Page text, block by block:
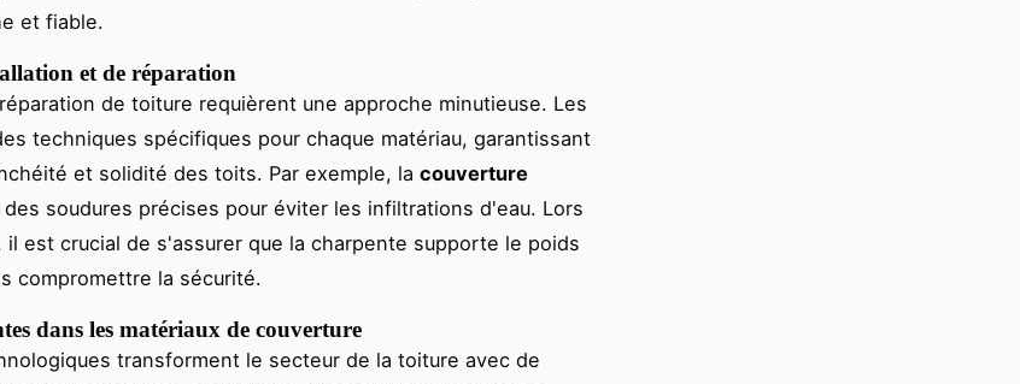
et fiable.
et de réparation
de toiture requièrent une approche minutieuse. Les
techniques spécifiques pour chaque matériau, garantissant
et solidité des toits. Par exemple, la couverture
soudures précises pour éviter les infiltrations d'eau. Lors
il est crucial de s'assurer que la charpente supporte le poids
compromettre la sécurité.
dans les matériaux de couverture
transforment le secteur de la toiture avec de